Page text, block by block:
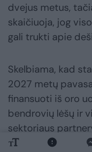
dvejus metus,
skaičiuoja, jog
gali trukti apie
Skelbiama, kad
2027 metų
finansuoti iš oro
bendrovių lėšų ir
sektoriaus
JAV federalinio